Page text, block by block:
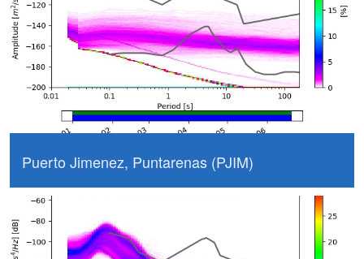
Puerto Jimenez, Puntarenas (PJIM)